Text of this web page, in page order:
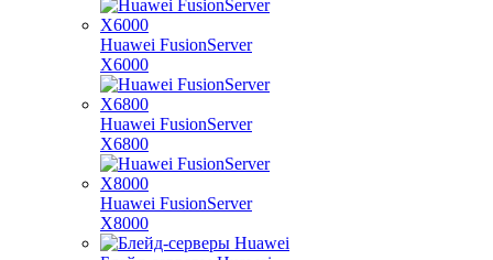
Huawei FusionServer
X6000
Huawei FusionServer
X6800
Huawei FusionServer
X8000